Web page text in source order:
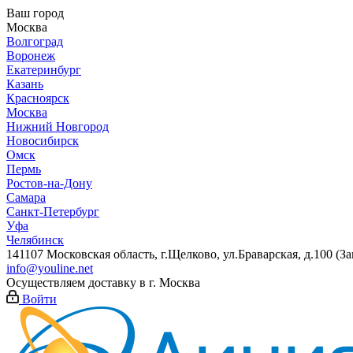
Ваш город
Москва
Волгоград
Воронеж
Екатеринбург
Казань
Красноярск
Москва
Нижний Новгород
Новосибирск
Омск
Пермь
Ростов-на-Дону
Самара
Санкт-Петербург
Уфа
Челябинск
141107 Московская область, г.Щелково, ул.Браварская, д.100
info@youline.net
Осуществляем доставку в г. Москва
Войти